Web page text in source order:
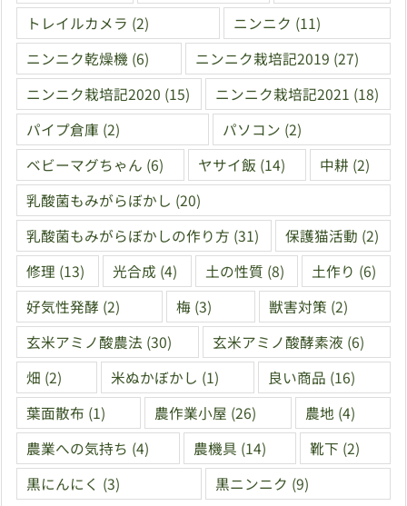
トレイルカメラ (2) ニンニク (11)
ニンニク乾燥機 (6) ニンニク栽培記2019 (27)
ニンニク栽培記2020 (15) ニンニク栽培記2021 (18)
パイプ倉庫 (2) パソコン (2)
ベビーマグちゃん (6) ヤサイ飯 (14) 中耕 (2)
乳酸菌もみがらぼかし (20)
乳酸菌もみがらぼかしの作り方 (31) 保護猫活動 (2)
修理 (13) 光合成 (4) 土の性質 (8) 土作り (6)
好気性発酵 (2) 梅 (3) 獣害対策 (2)
玄米アミノ酸農法 (30) 玄米アミノ酸酵素液 (6)
畑 (2) 米ぬかぼかし (1) 良い商品 (16)
葉面散布 (1) 農作業小屋 (26) 農地 (4)
農業への気持ち (4) 農機具 (14) 靴下 (2)
黒にんにく (3) 黒ニンニク (9)